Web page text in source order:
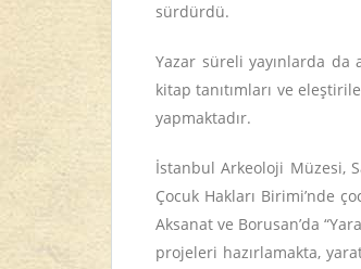
sürdürdü.
Yazar süreli yayınlarda da
kitap tanıtımları ve
yapmaktadır.
İstanbul Arkeoloji Müzesi,
Çocuk Hakları Birimi’nde
Aksanat ve Borusan’da
projeleri hazırlamakta,